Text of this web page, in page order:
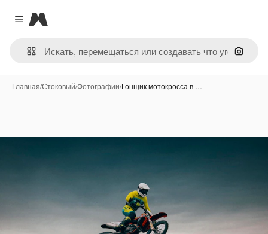
Close menu
Magnific
Поиск
Главная/Стоковый/Фотографии/Гонщик мотокросса в …